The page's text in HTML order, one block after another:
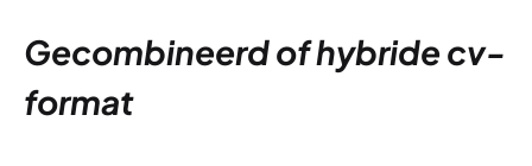
Gecombineerd of hybride cv-
format